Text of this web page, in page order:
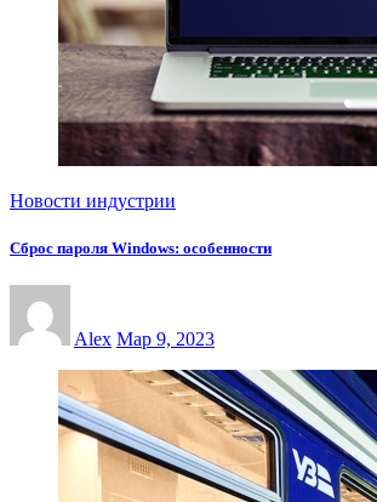
Новости индустрии
Сброс пароля Windows: особенности
Alex Мар 9, 2023